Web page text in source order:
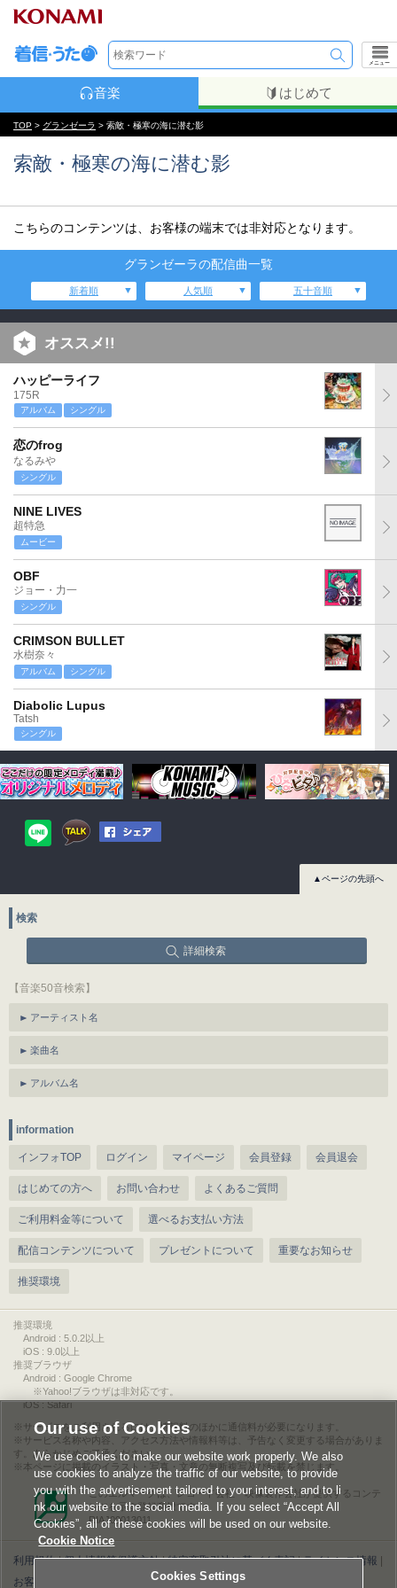
メニュー
音楽 はじめて
TOP > グランゼーラ > 索敵・極寒の海に潜む影
索敵・極寒の海に潜む影
こちらのコンテンツは、お客様の端末では非対応となります。
グランゼーラの配信曲一覧
新着順 人気順 五十音順
オススメ!!
ハッピーライフ
175R
アルバム シングル
恋のfrog
なるみや
シングル
NINE LIVES
超特急
ムービー
OBF
ジョー・力一
シングル
CRIMSON BULLET
水樹奈々
アルバム シングル
Diabolic Lupus
Tatsh
シングル
▲ページの先頭へ
検索
詳細検索
【音楽50音検索】
アーティスト名
楽曲名
アルバム名
information
インフォTOP ログイン マイページ 会員登録 会員退会
はじめての方へ お問い合わせ よくあるご質問
ご利用料金等について 選べるお支払い方法
配信コンテンツについて プレゼントについて 重要なお知らせ
推奨環境
推奨環境
Android : 5.0.2以上
iOS : 9.0以上
推奨ブラウザ
Android : Google Chrome
※Yahoo!ブラウザは非対応です。
iOS : Safari
サービスをご利用されるには、情報料のほかに通信料が必要になります。
サービス名称や内容、アクセス方法や情報料等は、予告なく変更する場合がありま
す。あらかじめご了承ください。
本ページに掲載のイラスト・写真・文章の無断複写及び転載を禁じます。
このエルマークは、レコード会社・映像製作会社が提供するコンテ
ンツを示す登録商標です。
RIAJ00013011
利用規約|個人情報等保護方針|特定商取引法に基づく表記|ライセンス情報
お客様情報の外部送信について|Cookies Settings
Our use of Cookies
We use cookies to make our website work properly. We also
use cookies to analyze the traffic of our website, to provide
you with the advertisement tailored to your interest, and to li
nk our website to the social media. If you select “Accept All
Cookies”, all of these cookies will be used on our website.
Cookie Notice
Cookies Settings